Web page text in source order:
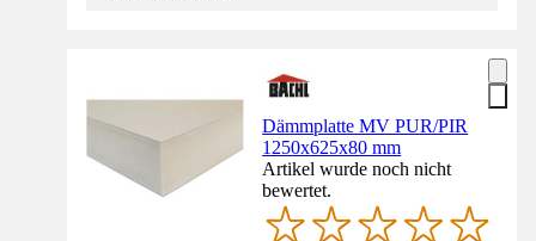
Dämmplatte MV PUR/PIR
1250x625x80 mm
Artikel wurde noch nicht
bewertet.